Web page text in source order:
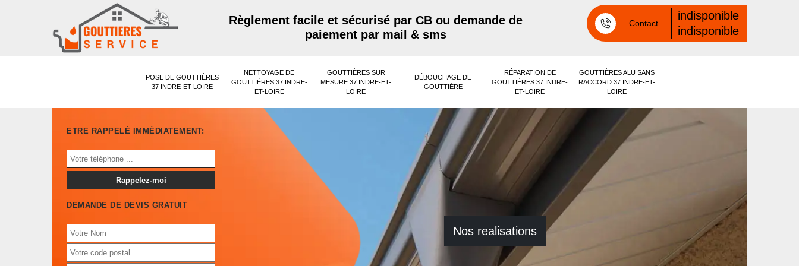
Règlement facile et sécurisé par CB ou demande de
paiement par mail & sms
Contact
indisponible
indisponible
POSE DE GOUTTIÈRES
37 INDRE-ET-LOIRE
NETTOYAGE DE
GOUTTIÈRES 37 INDRE-
ET-LOIRE
GOUTTIÈRES SUR
MESURE 37 INDRE-ET-
LOIRE
DÉBOUCHAGE DE
GOUTTIÈRE
RÉPARATION DE
GOUTTIÈRES 37 INDRE-
ET-LOIRE
GOUTTIÈRES ALU SANS
RACCORD 37 INDRE-ET-
LOIRE
ETRE RAPPELÉ IMMÉDIATEMENT:
DEMANDE DE DEVIS GRATUIT
Nos realisations